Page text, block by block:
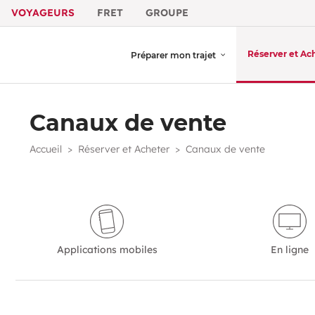
VOYAGEURS FRET GROUPE
Préparer mon trajet Réserver et
Canaux de vente
Accueil Réserver et Acheter Canaux de vente
Applications mobiles En ligne